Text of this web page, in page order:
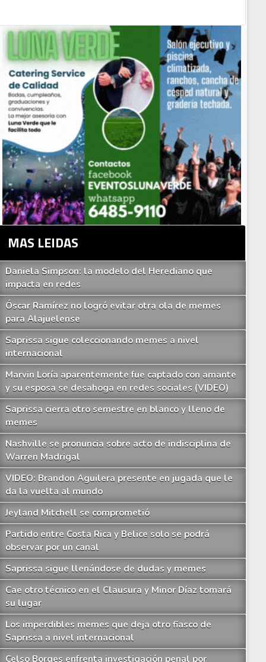
MAS LEIDAS
Daniela Simpson: la modelo del Herediano que
impacta en redes
Óscar Ramírez no logró evitar otra ola de memes
para Alajuelense
Saprissa sigue coleccionando memes a nivel
internacional
Marvin Loría aparentemente fue captado con amante
y su esposa se desahoga en redes sociales (VIDEO)
Saprissa cierra otro semestre en blanco y lleno de
memes
Nashville se pronuncia sobre acto de indisciplina de
Warren Madrigal
VIDEO: Brandon Aguilera presente en jugada que le
da la vuelta al mundo
Jeyland Mitchell se comprometió
Partido entre Costa Rica y Belice solo se podrá
observar por un canal
Saprissa sigue llenándose de dudas y memes
Cae otro técnico en el Clausura y Minor Díaz tomará
su lugar
Los imperdibles memes que deja otro fiasco de
Saprissa a nivel internacional
Celso Borges enfrenta investigación penal por